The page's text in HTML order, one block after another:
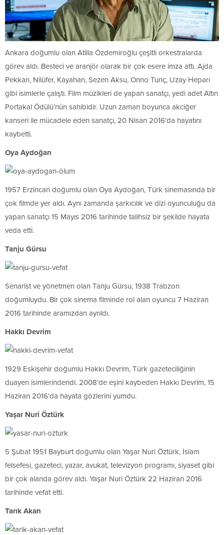
Ankara doğumlu olan Atilla Özdemiroğlu çeşitli orkestralarda
görev aldı. Besteci ve aranjör olarak bir çok esere imza attı. Ajda
Pekkan, Nilüfer, Kayahan, Sezen Aksu, Onno Tunç, Uzay Heparı
gibi isimlerle çalıştı. Film müzikleri de yapan sanatçı, yedi adet Altın
Portakal Ödülü’nün sahibidir. Uzun zaman boyunca akciğer
kanseri ile mücadele eden sanatçı, 20 Nisan 2016’da hayatını
kaybetti.
Oya Aydoğan
1957 Erzincan doğumlu olan Oya Aydoğan, Türk sinemasında bir
çok filmde yer aldı. Aynı zamanda şarkıcılık ve dizi oyunculuğu da
yapan sanatçı 15 Mayıs 2016 tarihinde talihsiz bir şekilde hayata
veda etti.
Tanju Gürsu
Senarist ve yönetmen olan Tanju Gürsu, 1938 Trabzon
doğumluydu. Bir çok sinema filminde rol alan oyuncu 7 Haziran
2016 tarihinde aramızdan ayrıldı.
Hakkı Devrim
1929 Eskişehir doğumlu Hakkı Devrim, Türk gazeteciliğinin
duayen isimlerindendi. 2008’de eşini kaybeden Hakkı Devrim, 15
Haziran 2016’da hayata gözlerini yumdu.
Yaşar Nuri Öztürk
5 Şubat 1951 Bayburt doğumlu olan Yaşar Nuri Öztürk, İslam
felsefesi, gazeteci, yazar, avukat, televizyon programı, siyaset gibi
bir çok alanda görev aldı. Yaşar Nuri Öztürk 22 Haziran 2016
tarihinde vefat etti.
Tarık Akan